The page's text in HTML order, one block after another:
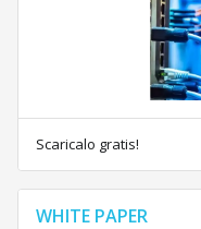
Scaricalo gratis!
WHITE PAPER